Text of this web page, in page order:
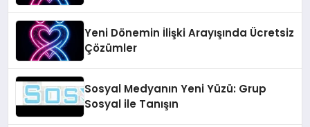
Yeni Dönemin İlişki Arayışında Ücretsiz
Çözümler
Sosyal Medyanın Yeni Yüzü: Grup
Sosyal ile Tanışın